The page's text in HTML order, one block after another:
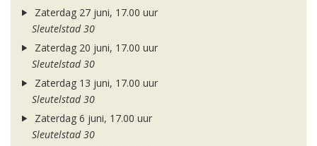
Zaterdag 27 juni, 17.00 uur
Sleutelstad 30
Zaterdag 20 juni, 17.00 uur
Sleutelstad 30
Zaterdag 13 juni, 17.00 uur
Sleutelstad 30
Zaterdag 6 juni, 17.00 uur
Sleutelstad 30